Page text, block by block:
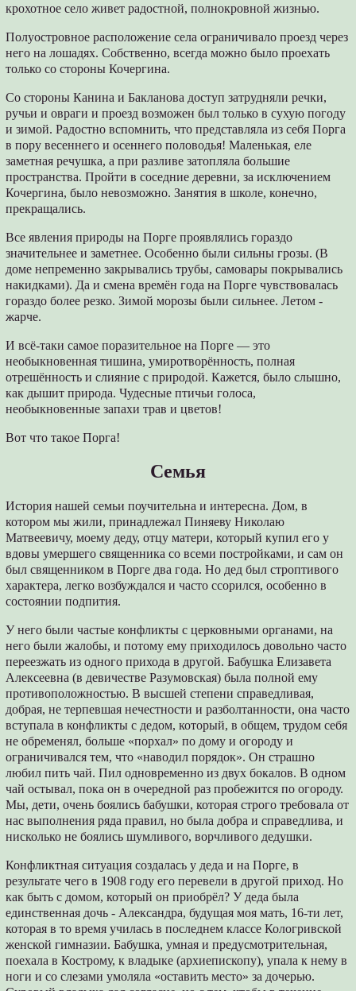
крохотное село живет радостной, полнокровной жизнью.
Полуостровное расположение села ограничивало проезд через
него на лошадях. Собственно, всегда можно было проехать
только со стороны Кочергина.
Со стороны Канина и Бакланова доступ затрудняли речки,
ручьи и овраги и проезд возможен был только в сухую погоду
и зимой. Радостно вспомнить, что представляла из себя Порга
в пору весеннего и осеннего половодья! Маленькая, еле
заметная речушка, а при разливе затопляла большие
пространства. Пройти в соседние деревни, за исключением
Кочергина, было невозможно. Занятия в школе, конечно,
прекращались.
Все явления природы на Порге проявлялись гораздо
значительнее и заметнее. Особенно были сильны грозы. (В
доме непременно закрывались трубы, самовары покрывались
накидками). Да и смена времён года на Порге чувствовалась
гораздо более резко. Зимой морозы были сильнее. Летом -
жарче.
И всё-таки самое поразительное на Порге — это
необыкновенная тишина, умиротворённость, полная
отрешённость и слияние с природой. Кажется, было слышно,
как дышит природа. Чудесные птичьи голоса,
необыкновенные запахи трав и цветов!
Вот что такое Порга!
Семья
История нашей семьи поучительна и интересна. Дом, в
котором мы жили, принадлежал Пиняеву Николаю
Матвеевичу, моему деду, отцу матери, который купил его у
вдовы умершего священника со всеми постройками, и сам он
был священником в Порге два года. Но дед был строптивого
характера, легко возбуждался и часто ссорился, особенно в
состоянии подпития.
У него были частые конфликты с церковными органами, на
него были жалобы, и потому ему приходилось довольно часто
переезжать из одного прихода в другой. Бабушка Елизавета
Алексеевна (в девичестве Разумовская) была полной ему
противоположностью. В высшей степени справедливая,
добрая, не терпевшая нечестности и разболтанности, она часто
вступала в конфликты с дедом, который, в общем, трудом себя
не обременял, больше «порхал» по дому и огороду и
ограничивался тем, что «наводил порядок». Он страшно
любил пить чай. Пил одновременно из двух бокалов. В одном
чай остывал, пока он в очередной раз пробежится по огороду.
Мы, дети, очень боялись бабушки, которая строго требовала от
нас выполнения ряда правил, но была добра и справедлива, и
нисколько не боялись шумливого, ворчливого дедушки.
Конфликтная ситуация создалась у деда и на Порге, в
результате чего в 1908 году его перевели в другой приход. Но
как быть с домом, который он приобрёл? У деда была
единственная дочь - Александра, будущая моя мать, 16-ти лет,
которая в то время училась в последнем классе Кологривской
женской гимназии. Бабушка, умная и предусмотрительная,
поехала в Кострому, к владыке (архиепископу), упала к нему в
ноги и со слезами умоляла «оставить место» за дочерью.